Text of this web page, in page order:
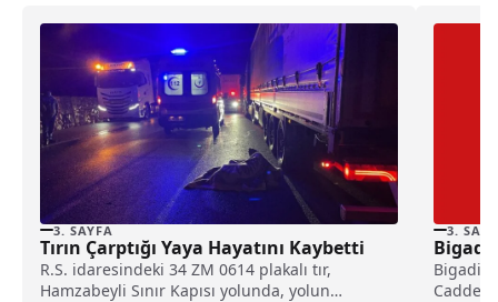
3. SAYFA
Tırın Çarptığı Yaya Hayatını Kaybetti
R.S. idaresindeki 34 ZM 0614 plakalı tır,
Hamzabeyli Sınır Kapısı yolunda, yolun
3.
Bigadiç